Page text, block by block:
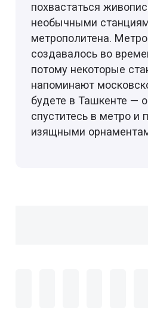
похвастаться
необычными
метрополитена.
создавалось во
потому некоторые
напоминают
будете в Ташкенте —
спуститесь в метро и
изящными